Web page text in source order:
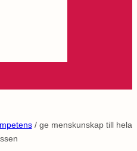
/ ge menskunskap till hela